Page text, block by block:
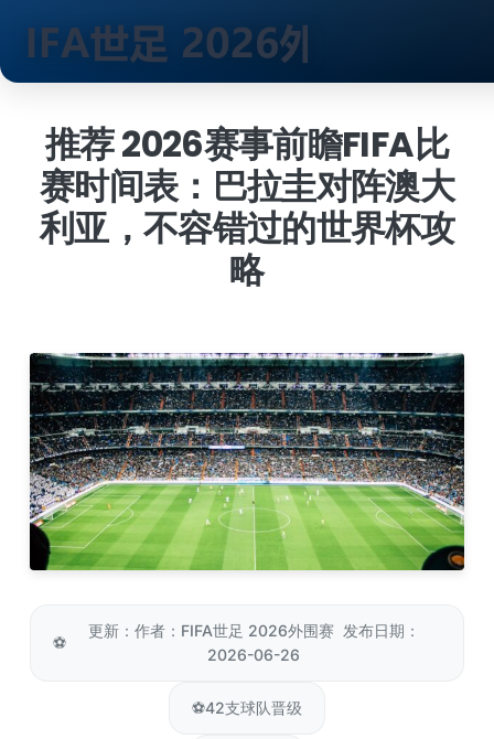
推荐 2026赛事前瞻FIFA比
赛时间表：巴拉圭对阵澳大
利亚，不容错过的世界杯攻
略
⚽
更新：作者：FIFA世足 2026外围赛 发布日期：
2026-06-26
⚽42支球队晋级